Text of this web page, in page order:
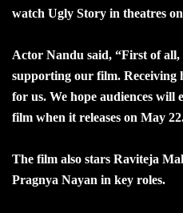
watch Ugly Story in theatres
Actor Nandu said, “First of
supporting our film. Receiving
for us. We hope audiences will
film when it releases on May
The film also stars Raviteja
Pragnya Nayan in key roles.